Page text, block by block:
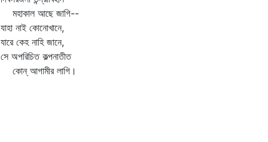
আছে জাগি--
নাই কোনোখানে,
কেহ নাহি জানে,
অপরিচিত কল্পনাতীত
আগামীর লাগি।